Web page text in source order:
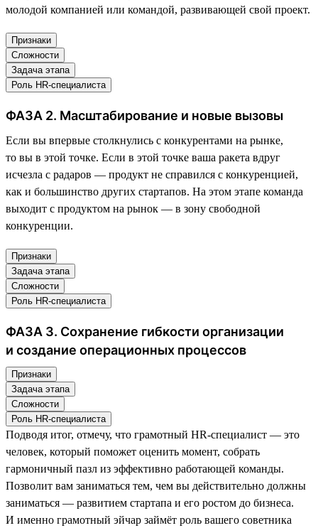
молодой компанией или командой, развивающей свой проект.
Признаки
Сложности
Задача этапа
Роль HR-специалиста
ФАЗА 2. Масштабирование и новые вызовы
Если вы впервые столкнулись с конкурентами на рынке,
то вы в этой точке. Если в этой точке ваша ракета вдруг
исчезла с радаров — продукт не справился с конкуренцией,
как и большинство других стартапов. На этом этапе команда
выходит с продуктом на рынок — в зону свободной
конкуренции.
Признаки
Задача этапа
Сложности
Роль HR-специалиста
ФАЗА 3. Сохранение гибкости организации
и создание операционных процессов
Признаки
Задача этапа
Сложности
Роль HR-специалиста
Подводя итог, отмечу, что грамотный HR-специалист — это
человек, который поможет оценить момент, собрать
гармоничный пазл из эффективно работающей команды.
Позволит вам заниматься тем, чем вы действительно должны
заниматься — развитием стартапа и его ростом до бизнеса.
И именно грамотный эйчар займёт роль вашего советника